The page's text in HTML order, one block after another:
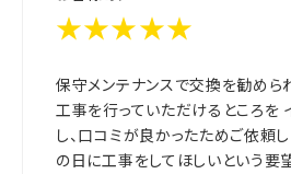
★★★★★
保守メンテナンスで交換を勧めら
工事を行っていただけるところを
し、口コミが良かったためご依頼
の日に工事をしてほしいという要